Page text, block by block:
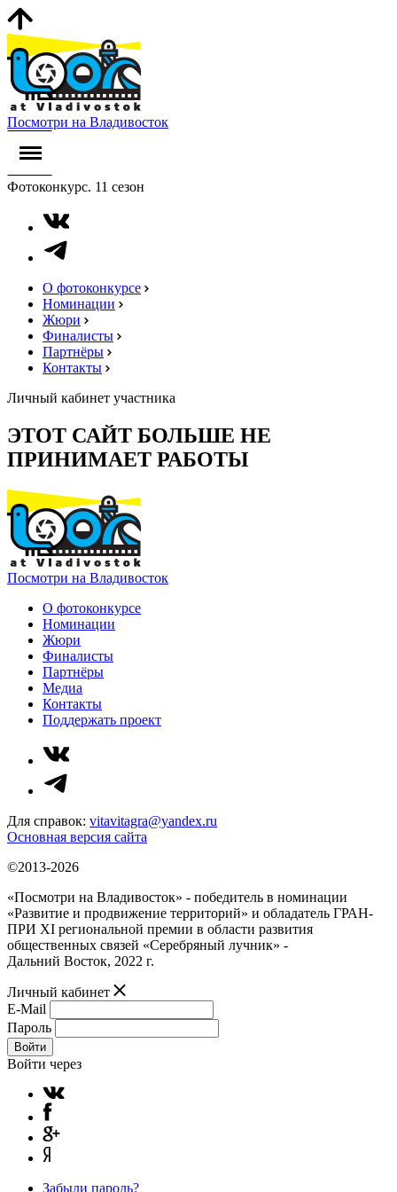
Посмотри на Владивосток
Фотоконкурс. 11 сезон
О фотоконкурсе
Номинации
Жюри
Финалисты
Партнёры
Контакты
Личный кабинет участника
ЭТОТ САЙТ БОЛЬШЕ НЕ
ПРИНИМАЕТ РАБОТЫ
Посмотри на Владивосток
О фотоконкурсе
Номинации
Жюри
Финалисты
Партнёры
Медиа
Контакты
Поддержать проект
Для справок: vitavitagra@yandex.ru
Основная версия сайта
©2013-2026
«Посмотри на Владивосток» - победитель в номинации
«Развитие и продвижение территорий» и обладатель ГРАН-
ПРИ XI региональной премии в области развития
общественных связей «Серебряный лучник» -
Дальний Восток, 2022 г.
Личный кабинет
E-Mail
Пароль
Войти
Войти через
Забыли пароль?